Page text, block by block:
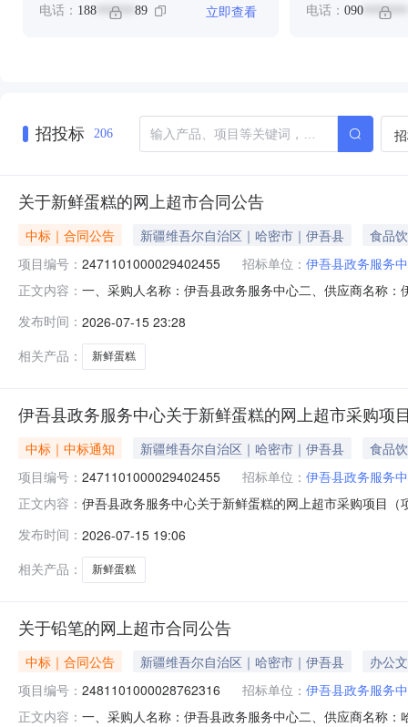
电话： 188 ****** 89 立即查看 电话： 090*******
招投标 206
关于新鲜蛋糕的网上超市合同公告
中标｜合同公告 新疆维吾尔自治区｜哈密市｜伊吾县
食品
项目编号： 2471101000029402455 招标单位： 伊吾县政务服务
正文内容： 一、采购人名称：伊吾县政务服务中心二、供应商名称
件6.003001800服务要求或标的基本概况：七、其它事
发布时间： 2026-07-15 23:28
相关产品：
新鲜蛋糕
伊吾县政务服务中心关于新鲜蛋糕的网上超市采购项
中标｜中标通知 新疆维吾尔自治区｜哈密市｜伊吾县
食品
项目编号： 2471101000029402455 招标单位： 伊吾县政务服务
正文内容： 伊吾县政务服务中心关于新鲜蛋糕的网上超市采购项目
编码:650522项目所在行政区划名称:新疆维吾尔自治区
发布时间： 2026-07-15 19:06
相关产品：
新鲜蛋糕
关于铅笔的网上超市合同公告
中标｜合同公告 新疆维吾尔自治区｜哈密市｜伊吾县
办公
项目编号： 2481101000028762316 招标单位： 伊吾县政务服务
正文内容： 一、采购人名称：伊吾县政务服务中心二、供应商名称